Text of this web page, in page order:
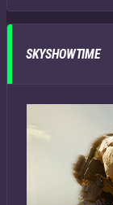
SKYSHOWTIME